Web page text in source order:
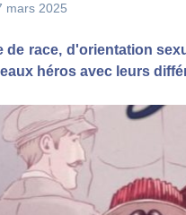
mars 2025
de race, d'orientation
héros avec leurs